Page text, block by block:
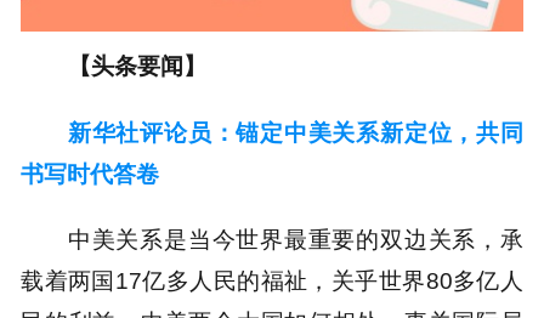
【头条要闻】
新华社评论员：锚定中美关系新定位，共同
书写时代答卷
中美关系是当今世界最重要的双边关系，承
载着两国17亿多人民的福祉，关乎世界80多亿人